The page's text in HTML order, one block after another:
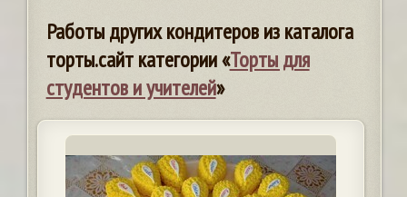
Работы других кондитеров из каталога
торты.сайт категории «Торты для
студентов и учителей»